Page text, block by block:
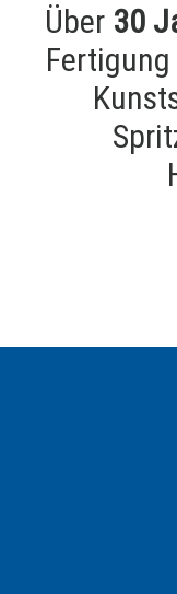
Über 30